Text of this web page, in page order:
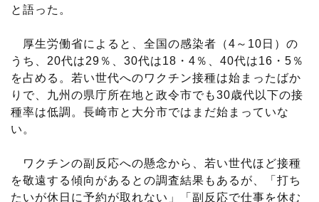
と語った。
厚生労働省によると、全国の感染者（4～10日）の
うち、20代は29％、30代は18・4％、40代は16・5％
を占める。若い世代へのワクチン接種は始まったばか
りで、九州の県庁所在地と政令市でも30歳代以下の接
種率は低調。長崎市と大分市ではまだ始まっていな
い。
ワクチンの副反応への懸念から、若い世代ほど接種
を敬遠する傾向があるとの調査結果もあるが、「打ち
たいが休日に予約が取れない」「副反応で仕事を休む